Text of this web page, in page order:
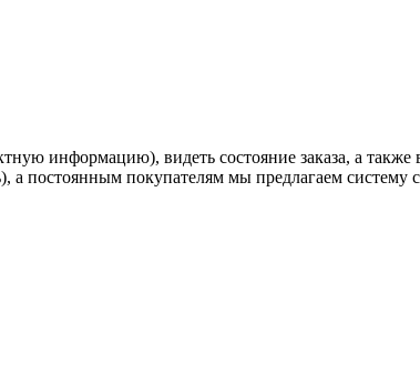
информацию), видеть состояние заказа, а также
постоянным покупателям мы предлагаем систему